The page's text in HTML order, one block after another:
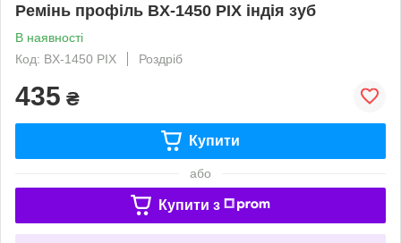
Ремінь профіль ВX-1450 PIX індія зуб
В наявності
Код: ВX-1450 PIX
Роздріб
435 ₴
Купити
або
Купити з